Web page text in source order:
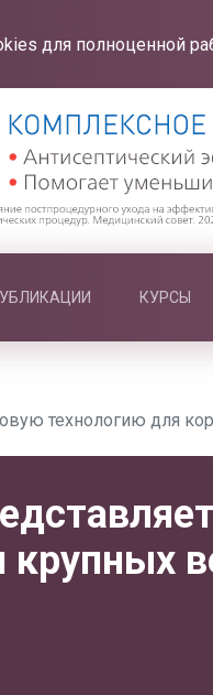
для полноценной
КУРСЫ
технологию для
крупных